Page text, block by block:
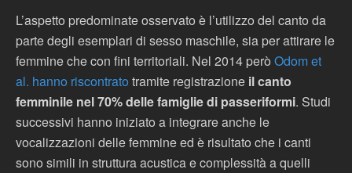
L’aspetto predominate osservato è l’utilizzo del canto da
parte degli esemplari di sesso maschile, sia per attirare le
femmine che con fini territoriali. Nel 2014 però Odom et
al. hanno riscontrato tramite registrazione il canto
femminile nel 70% delle famiglie di passeriformi. Studi
successivi hanno iniziato a integrare anche le
vocalizzazioni delle femmine ed è risultato che i canti
sono simili in struttura acustica e complessità a quelli